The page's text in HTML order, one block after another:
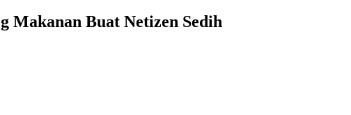
Makanan Buat Netizen Sedih